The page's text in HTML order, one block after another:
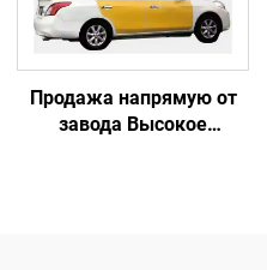
Продажа напрямую от
завода Высокое